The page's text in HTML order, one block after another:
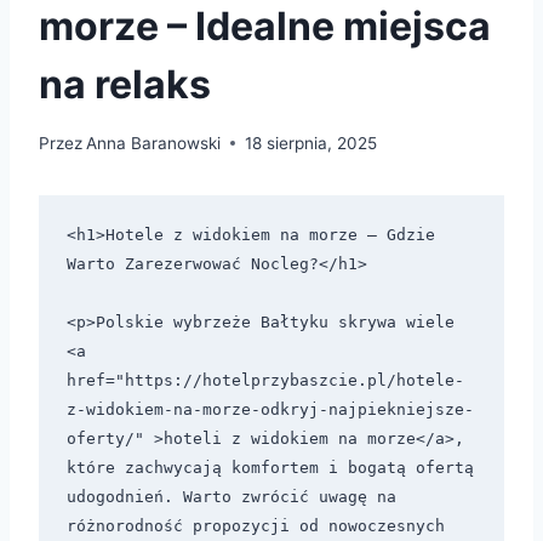
morze – Idealne miejsca
na relaks
PrzezAnna Baranowski 18 sierpnia, 2025
<h1>Hotele z widokiem na morze – Gdzie
Warto Zarezerwować Nocleg?</h1>
<p>Polskie wybrzeże Bałtyku skrywa wiele
<a
href="https://hotelprzybaszcie.pl/hotele-
z-widokiem-na-morze-odkryj-najpiekniejsze-
oferty/" >hoteli z widokiem na morze</a>,
które zachwycają komfortem i bogatą ofertą
udogodnień. Warto zwrócić uwagę na
różnorodność propozycji od nowoczesnych